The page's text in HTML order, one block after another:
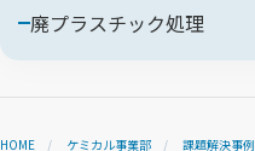
廃プラスチック処理
HOME ケミカル事業部 課題解決事例